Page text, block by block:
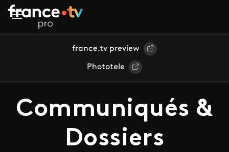
Aller au contenu principal
france.tv preview
Phototele
Communiqués &
Dossiers